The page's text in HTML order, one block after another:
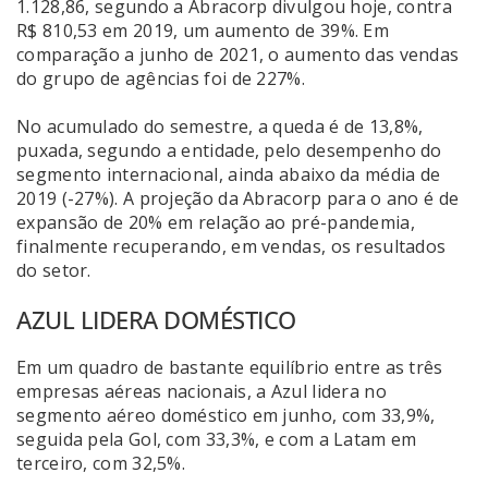
1.128,86, segundo a Abracorp divulgou hoje, contra
R$ 810,53 em 2019, um aumento de 39%. Em
comparação a junho de 2021, o aumento das vendas
do grupo de agências foi de 227%.
No acumulado do semestre, a queda é de 13,8%,
puxada, segundo a entidade, pelo desempenho do
segmento internacional, ainda abaixo da média de
2019 (-27%). A projeção da Abracorp para o ano é de
expansão de 20% em relação ao pré-pandemia,
finalmente recuperando, em vendas, os resultados
do setor.
AZUL LIDERA DOMÉSTICO
Em um quadro de bastante equilíbrio entre as três
empresas aéreas nacionais, a Azul lidera no
segmento aéreo doméstico em junho, com 33,9%,
seguida pela Gol, com 33,3%, e com a Latam em
terceiro, com 32,5%.